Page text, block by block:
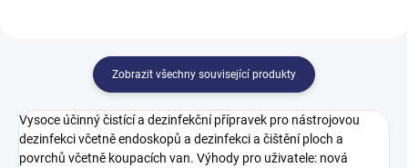
Zobrazit všechny související produkty
Vysoce účinný čistící a dezinfekční přípravek pro nástrojovou
dezinfekci včetně endoskopů a dezinfekci a čištění ploch a
povrchů včetně koupacích van. Výhody pro uživatele: nová